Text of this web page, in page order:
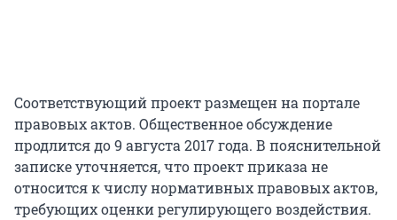
Соответствующий проект размещен на портале
правовых актов. Общественное обсуждение
продлится до 9 августа 2017 года. В пояснительной
записке уточняется, что проект приказа не
относится к числу нормативных правовых актов,
требующих оценки регулирующего воздействия.